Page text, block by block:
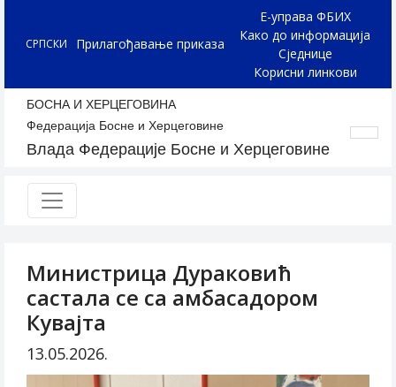
СРПСКИ Прилагођавање приказа
Е-управа ФБИХ
Како до информација
Сједнице
Корисни линкови
БОСНА И ХЕРЦЕГОВИНА
Федерација Босне и Херцеговине
Влада Федерације Босне и Херцеговине
Министрица Дураковић
састала се са амбасадором
Кувајта
13.05.2026.